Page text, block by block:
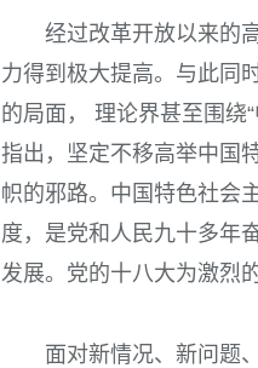
经过改革开放以来的
力得到极大提高。与此同
的局面， 理论界甚至围绕
指出，坚定不移高举中国
帜的邪路。中国特色社会
度，是党和人民九十多年
发展。党的十八大为激烈
面对新情况、新问题